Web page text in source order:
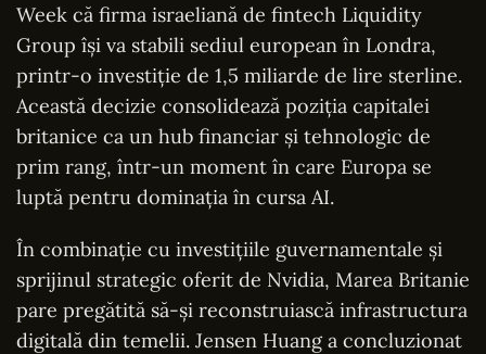
Week că firma israeliană de fintech Liquidity
Group își va stabili sediul european în Londra,
printr-o investiție de 1,5 miliarde de lire sterline.
Această decizie consolidează poziția capitalei
britanice ca un hub financiar și tehnologic de
prim rang, într-un moment în care Europa se
luptă pentru dominația în cursa AI.
În combinație cu investițiile guvernamentale și
sprijinul strategic oferit de Nvidia, Marea Britanie
pare pregătită să-și reconstruiască infrastructura
digitală din temelii. Jensen Huang a concluzionat